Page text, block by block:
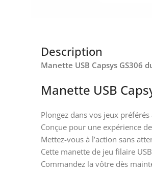
Description
Manette USB Capsys GS306
Manette USB
Plongez dans vos jeux
Conçue pour une expérience
Mettez-vous à l’action sans
Cette manette de jeu filaire
Commandez la vôtre dès